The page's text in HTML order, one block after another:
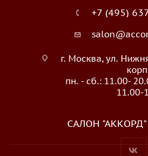
+7 (495)
г. Москва, ул.
пн. - сб.: 11.00-
11.00-
САЛОН "АККОРД"